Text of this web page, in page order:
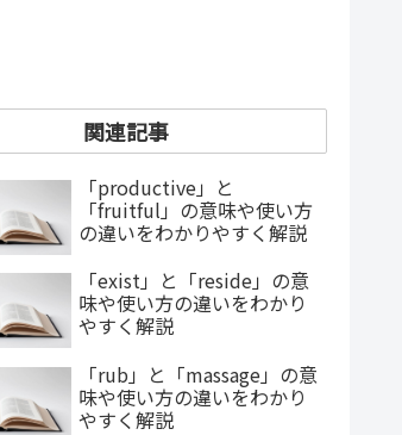
関連記事
「productive」と
「fruitful」の意味や使い方
の違いをわかりやすく解説
「exist」と「reside」の意
味や使い方の違いをわかり
やすく解説
「rub」と「massage」の意
味や使い方の違いをわかり
やすく解説